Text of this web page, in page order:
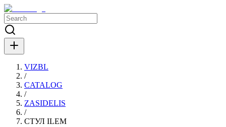
VIZBL
/
CATALOG
/
ZASIDELIS
/
СТУЛ ILEM